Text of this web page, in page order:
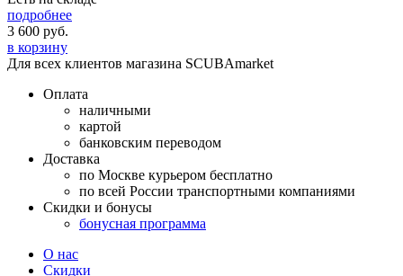
подробнее
3 600 руб.
в корзину
Для всех клиентов магазина SCUBAmarket
Оплата
наличными
картой
банковским переводом
Доставка
по Москве курьером бесплатно
по всей России транспортными компаниями
Скидки и бонусы
бонусная программа
О нас
Скидки